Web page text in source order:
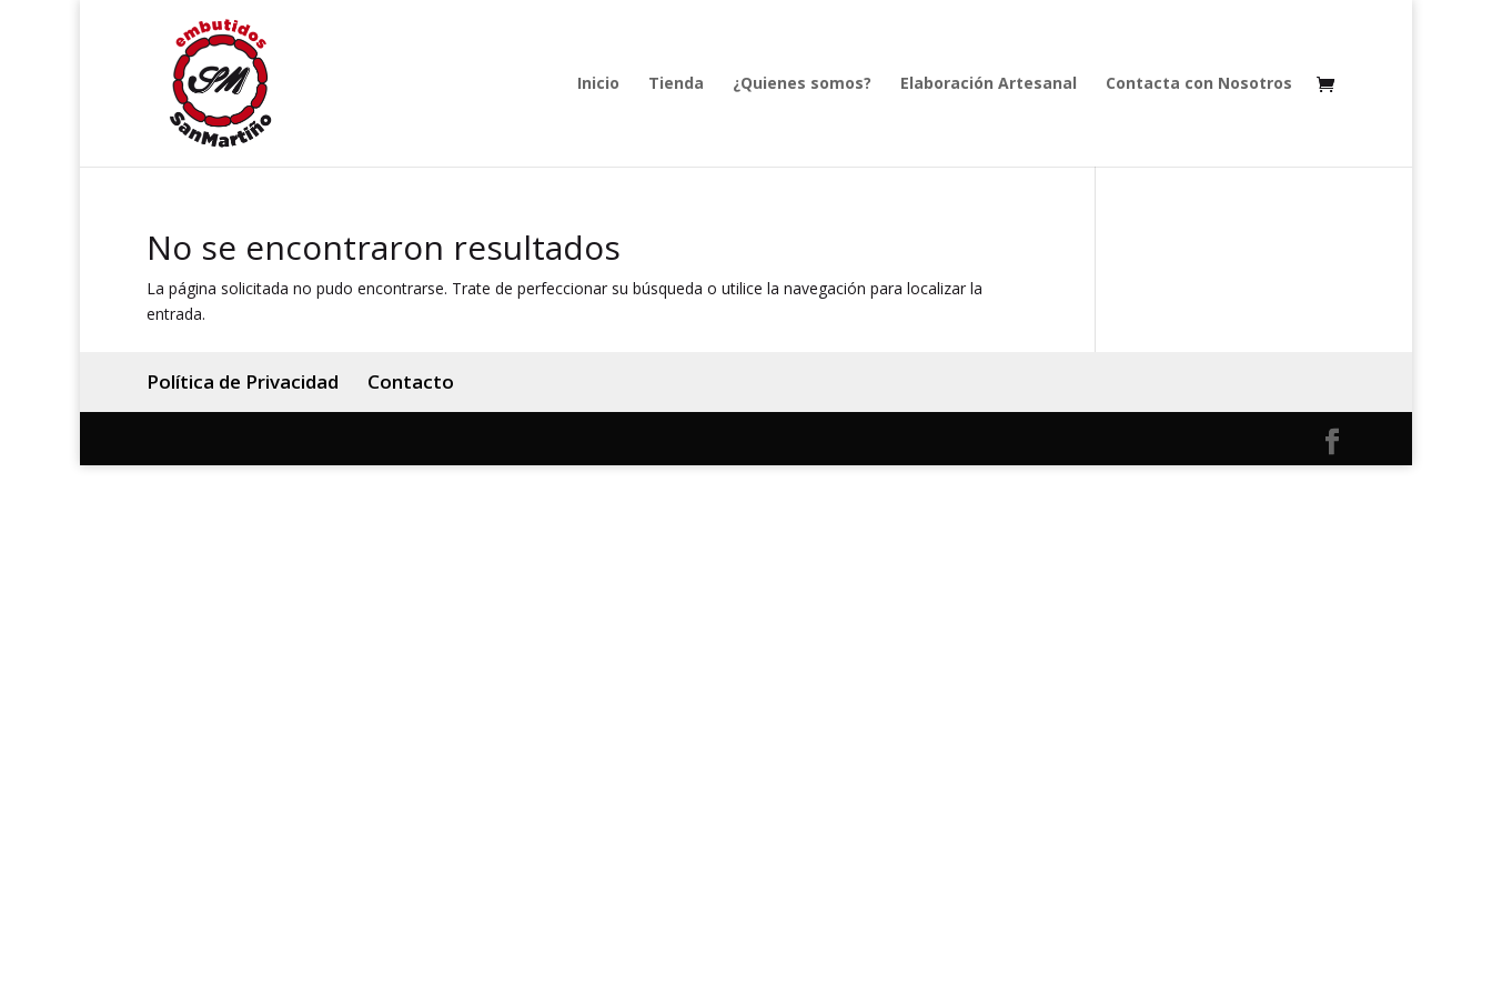
Inicio Tienda ¿Quienes somos? Elaboración Artesanal Contacta con Nosotros
No se encontraron resultados
La página solicitada no pudo encontrarse. Trate de perfeccionar su búsqueda o utilice la navegación para localizar la
entrada.
Política de Privacidad Contacto